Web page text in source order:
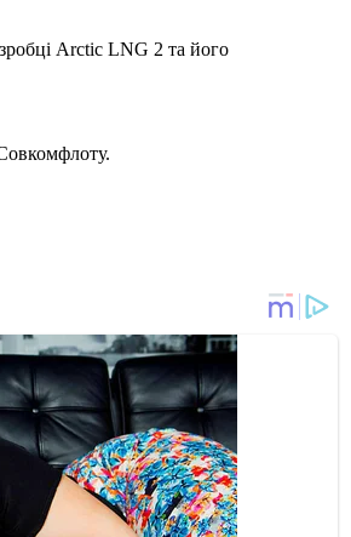
Arctic LNG 2 та його